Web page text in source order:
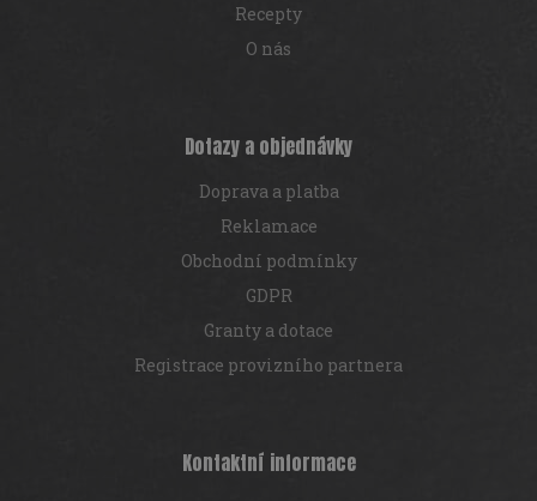
Recepty
O nás
Dotazy a objednávky
Doprava a platba
Reklamace
Obchodní podmínky
GDPR
Granty a dotace
Registrace provizního partnera
Kontaktní informace